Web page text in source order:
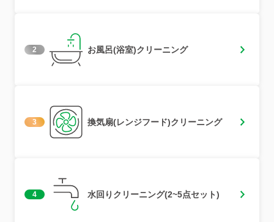
2 お風呂(浴室)クリーニング
3 換気扇(レンジフード)クリーニング
4 水回りクリーニング(2~5点セット)